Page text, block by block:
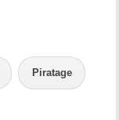
Piratage